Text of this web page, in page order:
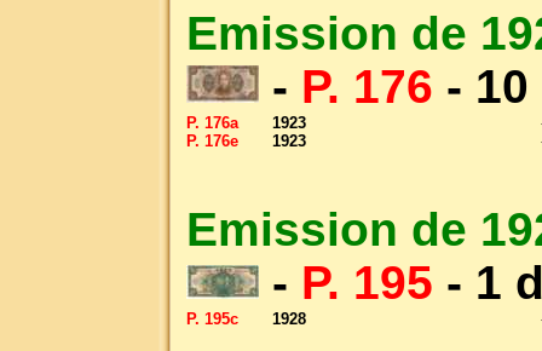
Emission de
- P. 176 -
P. 176a 1923
P. 176e
1923
Emission de
- P. 195 - 1
P. 195c 1928